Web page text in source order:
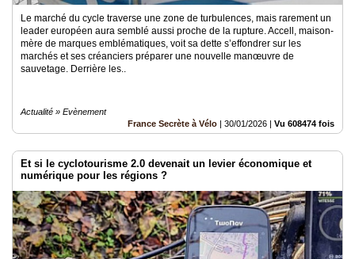
Le marché du cycle traverse une zone de turbulences, mais rarement un
leader européen aura semblé aussi proche de la rupture. Accell, maison-
mère de marques emblématiques, voit sa dette s’effondrer sur les
marchés et ses créanciers préparer une nouvelle manœuvre de
sauvetage. Derrière les..
Actualité » Evènement
France Secrète à Vélo | 30/01/2026 | Vu 608474 fois
Et si le cyclotourisme 2.0 devenait un levier économique et
numérique pour les régions ?